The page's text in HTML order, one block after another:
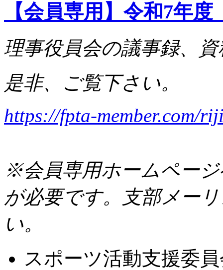
【会員専用】令和7年
理事役員会の議事録、
是非、ご覧下さい。
https://fpta-member.com/
※会員専用ホームペー
が必要です。支部メー
い。
スポーツ活動支援委